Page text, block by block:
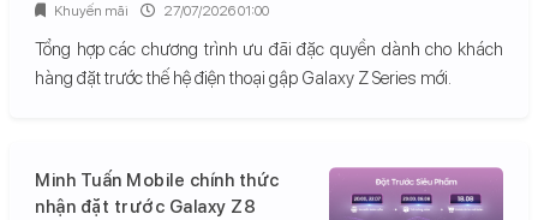
Tổng hợp các chương trình ưu đãi đặc quyền dành cho khách
hàng đặt trước thế hệ điện thoại gập Galaxy Z Series mới.
Khuyến mãi 27/07/2026 01:00
Minh Tuấn Mobile chính thức
nhận đặt trước Galaxy Z8